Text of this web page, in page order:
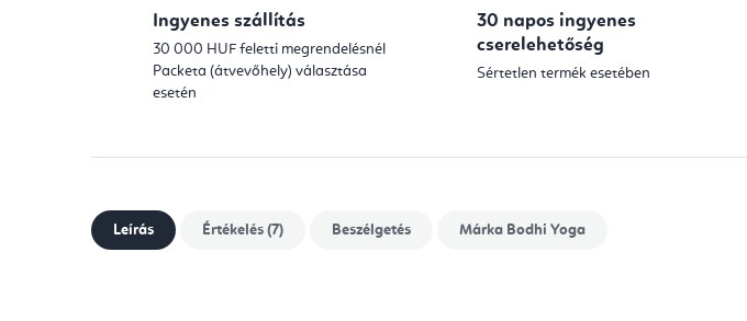
Ingyenes szállítás
30 000 HUF feletti megrendelésnél
Packeta (átvevőhely) választása
esetén
30 napos ingyenes
cserelehetőség
Sértetlen termék esetében
Leírás Értékelés (7) Beszélgetés Márka Bodhi Yoga